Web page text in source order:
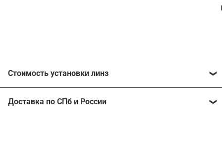
Стоимость установки линз
Расчитать стоимость ваших линз поможет
Доставка по СПб и России